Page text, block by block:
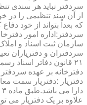
سردفتر نباید هر سندی
از آن سند تنظیمی را در
که بعداً بتواند از خود دفاع
سردفتر:اداره امور
سازمان ثبت اسناد و
سردفتران و دفتریاران
۲۱ قانون دفاتر
دفترخانه بر عهده
دفتریار :دفتریار سمت
علاوه بر یک دفتریار می